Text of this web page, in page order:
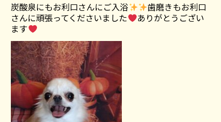
炭酸泉にもお利口さんにご入浴
歯磨きもお利口
さんに頑張ってくださいました
ありがとうござい
ます